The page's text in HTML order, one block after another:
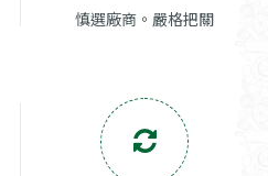
慎選廠商。嚴格把關